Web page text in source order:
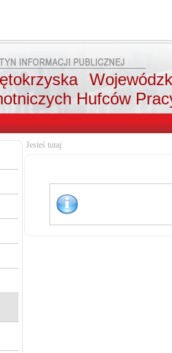
Hufców
Jesteś tutaj: